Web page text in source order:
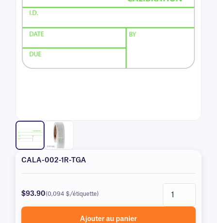
CALA-002-1R-TGA
$93.90(0,094 $/étiquette)
Ajouter au panier